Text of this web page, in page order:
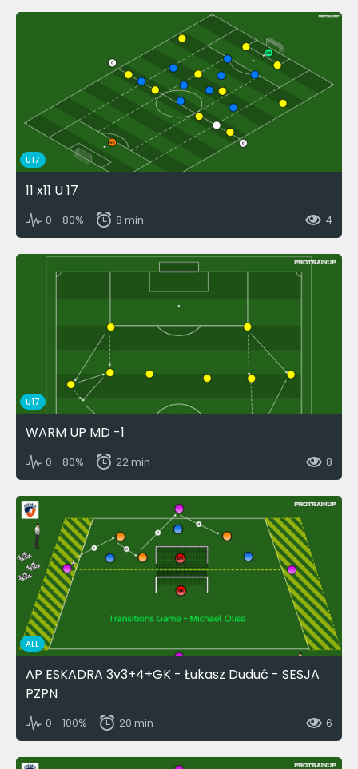
U17
11 x11 U 17
0 - 80% 8 min 4
U17
WARM UP MD -1
0 - 80% 22 min 8
ALL
AP ESKADRA 3v3+4+GK - Łukasz Duduć - SESJA
PZPN
0 - 100% 20 min 6